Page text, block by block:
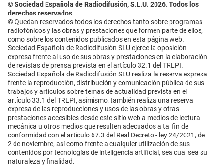
© Sociedad Española de Radiodifusión, S.L.U. 2026. Todos los
derechos reservados
© Quedan reservados todos los derechos tanto sobre programas
radiofónicos y las obras y prestaciones que formen parte de ellos,
como sobre los contenidos publicados en esta página web.
Sociedad Española de Radiodifusión SLU ejerce la oposición
expresa frente al uso de sus obras y prestaciones en la elaboración
de revistas de prensa prevista en el artículo 32.1 del TRLPI.
Sociedad Española de Radiodifusión SLU realiza la reserva expresa
frente la reproducción, distribución y comunicación pública de sus
trabajos y artículos sobre temas de actualidad prevista en el
artículo 33.1 del TRLPI, asimismo, también realiza una reserva
expresa de las reproducciones y usos de las obras y otras
prestaciones accesibles desde este sitio web a medios de lectura
mecánica u otros medios que resulten adecuados a tal fin de
conformidad con el artículo 67.3 del Real Decreto - ley 24/2021, de
2 de noviembre, así como frente a cualquier utilización de sus
contenidos por tecnologías de inteligencia artificial, sea cual sea su
naturaleza y finalidad.